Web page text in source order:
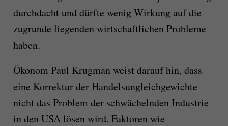
durchdacht und dürfte wenig Wirkung auf die
zugrunde liegenden wirtschaftlichen Probleme
haben.
Ökonom Paul Krugman weist darauf hin, dass
eine Korrektur der Handelsungleichgewichte
nicht das Problem der schwächelnden Industrie
in den USA lösen wird. Faktoren wie